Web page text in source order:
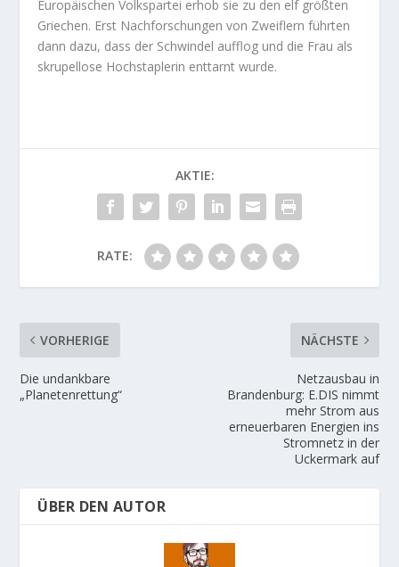
Europäischen Volkspartei erhob sie zu den elf größten
Griechen. Erst Nachforschungen von Zweiflern führten
dann dazu, dass der Schwindel aufflog und die Frau als
skrupellose Hochstaplerin enttarnt wurde.
AKTIE:
RATE:
VORHERIGE
Die undankbare
„Planetenrettung“
NÄCHSTE
Netzausbau in
Brandenburg: E.DIS nimmt
mehr Strom aus
erneuerbaren Energien ins
Stromnetz in der
Uckermark auf
ÜBER DEN AUTOR